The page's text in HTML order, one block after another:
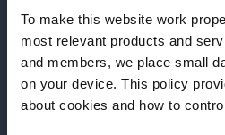
To make this website work
most relevant products and
and members, we place small
on your device. This policy
about cookies and how to
Antes de iniciar,
Más